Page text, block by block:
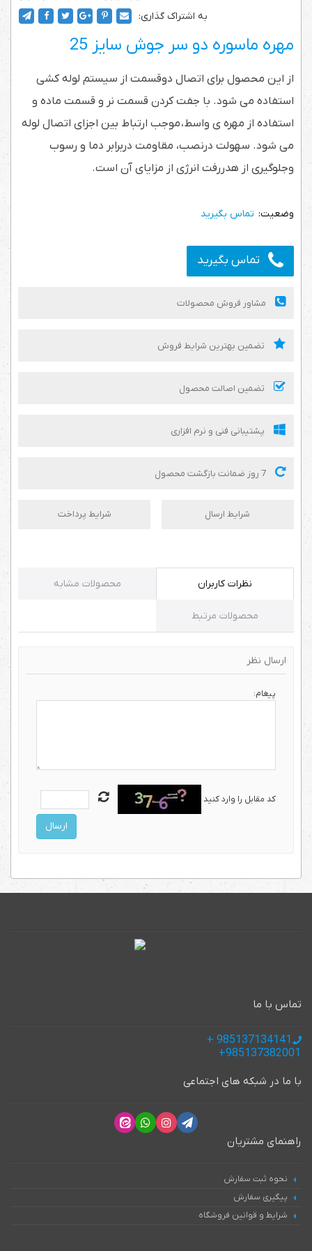
به اشتراک گذاری:
مهره ماسوره دو سر جوش سایز 25
از این محصول برای اتصال دوقسمت از سیستم لوله کشی
استفاده می شود. با جفت کردن قسمت نر و قسمت ماده و
استفاده از مهره ی واسط، موجب ارتباط بین اجزای اتصال لوله
می شود. سهولت درنصب، مقاومت دربرابر دما و رسوب
وجلوگیری از هدررفت انرژی از مزایای آن است.
تماس بگیرید
تماس بگیرید
مشاور فروش محصولات
تضمین بهترین شرایط فروش
تضمین اصالت محصول
پشتیبانی فنی و نرم افزاری
شرایط ارسال شرایط پرداخت
نظرات کاربران محصولات مشابه
محصولات مرتبط
ارسال نظر
پیغام:
کد مقابل را وارد کنید
ارسال
تماس با ما
با ما در شبکه های اجتماعی
راهنمای مشتریان
نحوه ثبت سفارش
پیگیری سفارش
شرایط و قوانین فروشگاه